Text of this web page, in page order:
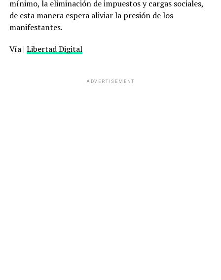
mínimo, la eliminación de impuestos y cargas sociales,
de esta manera espera aliviar la presión de los
manifestantes.
Vía | Libertad Digital
ADVERTISEMENT